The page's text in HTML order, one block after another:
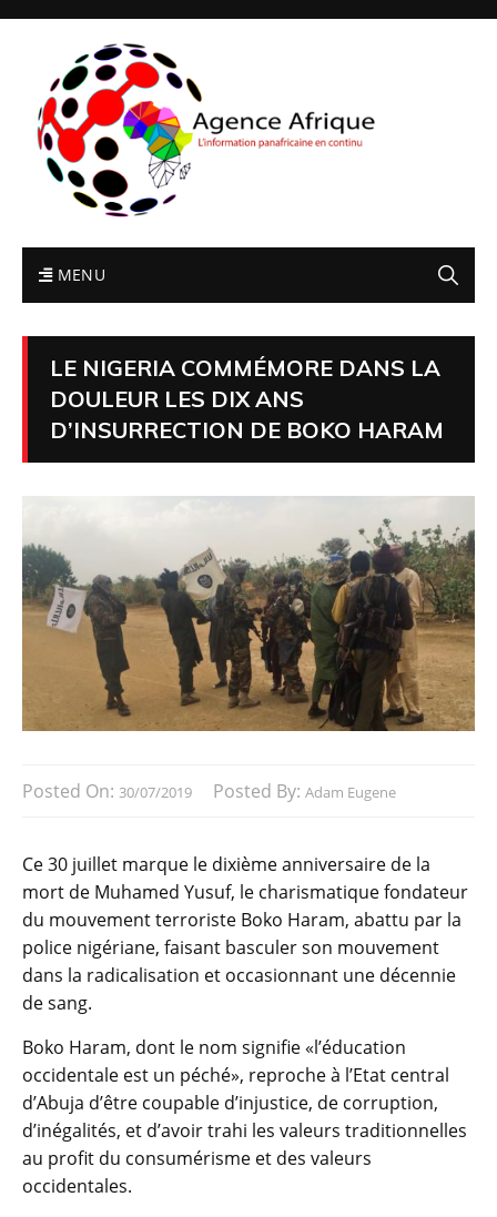
MENU
LE NIGERIA COMMÉMORE DANS LA
DOULEUR LES DIX ANS
D’INSURRECTION DE BOKO HARAM
Posted On: 30/07/2019 Posted By: Adam Eugene
Ce 30 juillet marque le dixième anniversaire de la
mort de Muhamed Yusuf, le charismatique fondateur
du mouvement terroriste Boko Haram, abattu par la
police nigériane, faisant basculer son mouvement
dans la radicalisation et occasionnant une décennie
de sang.
Boko Haram, dont le nom signifie «l’éducation
occidentale est un péché», reproche à l’Etat central
d’Abuja d’être coupable d’injustice, de corruption,
d’inégalités, et d’avoir trahi les valeurs traditionnelles
au profit du consumérisme et des valeurs
occidentales.